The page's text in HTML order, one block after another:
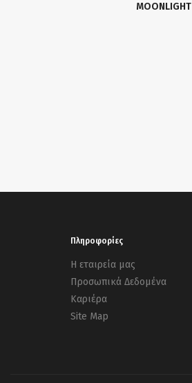
MOONLIGHT
Πληροφορίες
Η εταιρεία μας
Προσωπικά Δεδομένα
Καριέρα
Site Map